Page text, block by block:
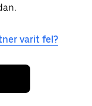
varit fel?